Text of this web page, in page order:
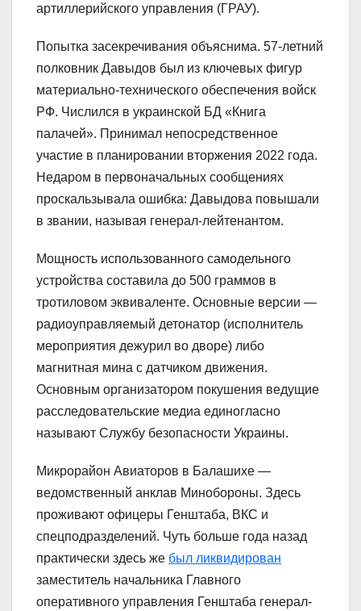
артиллерийского управления (ГРАУ).
Попытка засекречивания объяснима. 57-летний
полковник Давыдов был из ключевых фигур
материально-технического обеспечения войск
РФ. Числился в украинской БД «Книга
палачей». Принимал непосредственное
участие в планировании вторжения 2022 года.
Недаром в первоначальных сообщениях
проскальзывала ошибка: Давыдова повышали
в звании, называя генерал-лейтенантом.
Мощность использованного самодельного
устройства составила до 500 граммов в
тротиловом эквиваленте. Основные версии —
радиоуправляемый детонатор (исполнитель
мероприятия дежурил во дворе) либо
магнитная мина с датчиком движения.
Основным организатором покушения ведущие
расследовательские медиа единогласно
называют Службу безопасности Украины.
Микрорайон Авиаторов в Балашихе —
ведомственный анклав Минобороны. Здесь
проживают офицеры Генштаба, ВКС и
спецподразделений. Чуть больше года назад
практически здесь же был ликвидирован
заместитель начальника Главного
оперативного управления Генштаба генерал-